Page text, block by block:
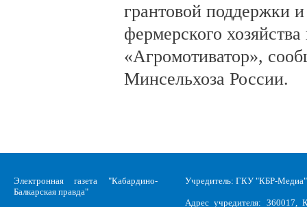
грантовой поддержки
фермерского хозяйства
«Агромотиватор»,
Минсельхоза России.
Электронная газета "Кабардино-
Балкарская правда"
Учредитель: ГКУ "КБР-Медиа"
Адрес учредителя: 360017,